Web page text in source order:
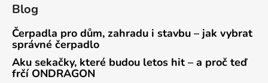
Blog
Čerpadla pro dům, zahradu i stavbu – jak vybrat
správné čerpadlo
Aku sekačky, které budou letos hit – a proč teď
frčí ONDRAGON